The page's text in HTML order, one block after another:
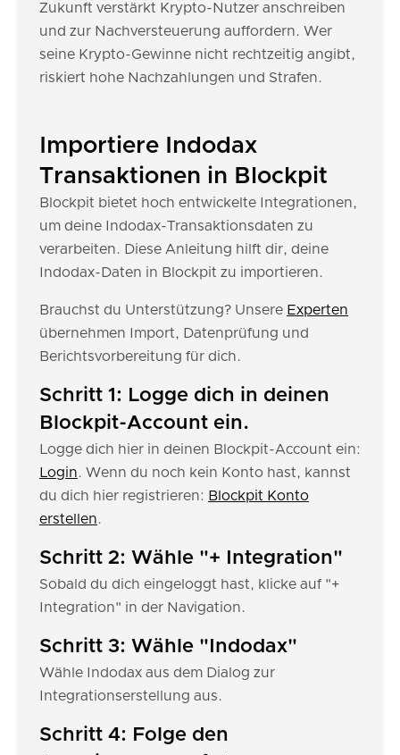
Zukunft verstärkt Krypto-Nutzer anschreiben
und zur Nachversteuerung auffordern. Wer
seine Krypto-Gewinne nicht rechtzeitig angibt,
riskiert hohe Nachzahlungen und Strafen.
Importiere Indodax
Transaktionen in Blockpit
Blockpit bietet hoch entwickelte Integrationen,
um deine Indodax-Transaktionsdaten zu
verarbeiten. Diese Anleitung hilft dir, deine
Indodax-Daten in Blockpit zu importieren.
Brauchst du Unterstützung? Unsere Experten
übernehmen Import, Datenprüfung und
Berichtsvorbereitung für dich.
Schritt 1: Logge dich in deinen
Blockpit-Account ein.
Logge dich hier in deinen Blockpit-Account ein:
Login. Wenn du noch kein Konto hast, kannst
du dich hier registrieren: Blockpit Konto
erstellen.
Schritt 2: Wähle "+ Integration"
Sobald du dich eingeloggt hast, klicke auf "+
Integration" in der Navigation.
Schritt 3: Wähle "Indodax"
Wähle Indodax aus dem Dialog zur
Integrationserstellung aus.
Schritt 4: Folge den